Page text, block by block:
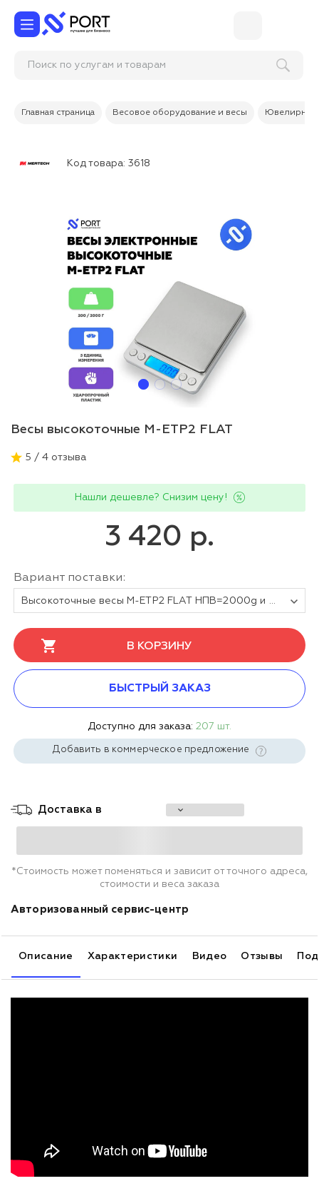
Поиск по услугам и товарам
Главная страница Весовое оборудование и весы Ювелирные
Код товара: 3618
Весы высокоточные M-ETP2 FLAT
5 / 4 отзыва
Нашли дешевле? Снизим цену!
3 420 р.
Вариант поставки:
Высокоточные весы M-ETP2 FLAT НПВ=2000g и d=0,1g
В КОРЗИНУ
БЫСТРЫЙ ЗАКАЗ
Доступно для заказа: 207 шт.
Добавить в коммерческое предложение
Доставка в
*Стоимость может поменяться и зависит от точного адреса,
стоимости и веса заказа
Авторизованный сервис-центр
Описание Характеристики Видео Отзывы